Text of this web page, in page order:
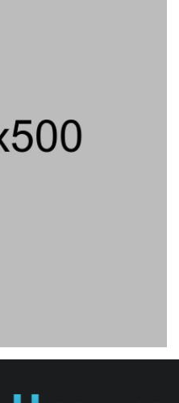
WIB || KESEHATAN
Ditolak, UGM Wajib
Centre Hasilkan
||